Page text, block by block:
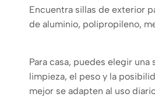
Encuentra sillas de exterior
de aluminio, polipropileno,
Para casa, puedes elegir
limpieza, el peso y la
mejor se adapten al uso